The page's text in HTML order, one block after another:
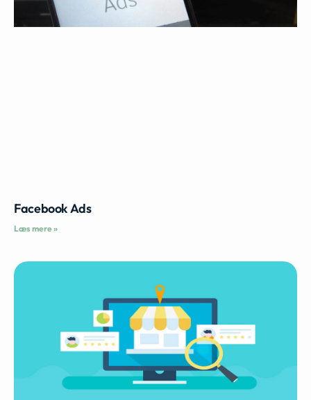
Facebook Ads
Læs mere »